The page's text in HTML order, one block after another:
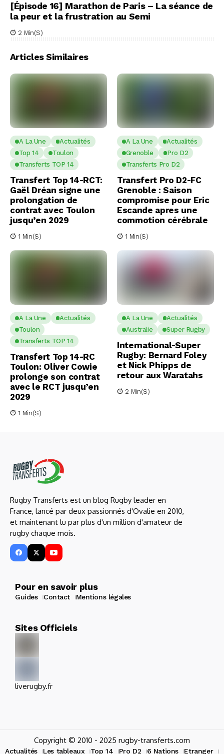
[Épisode 16] Marathon de Paris – La séance de
la peur et la frustration au Semi
2 Min(s)
Articles Similaires
A La Une
Actualités
Top 14
Toulon
Transferts TOP 14
Transfert Top 14-RCT:
Gaël Dréan signe une
prolongation de
contrat avec Toulon
jusqu’en 2029
1 Min(s)
A La Une
Actualités
Grenoble
Pro D2
Transferts Pro D2
Transfert Pro D2-FC
Grenoble : Saison
compromise pour Eric
Escande apres une
commotion cérébrale
1 Min(s)
A La Une
Actualités
Toulon
Transferts TOP 14
Transfert Top 14-RC
Toulon: Oliver Cowie
prolonge son contrat
avec le RCT jusqu’en
2029
1 Min(s)
A La Une
Actualités
Australie
Super Rugby
International-Super
Rugby: Bernard Foley
et Nick Phipps de
retour aux Waratahs
2 Min(s)
Rugby Transferts est un blog Rugby leader en
France, lancé par deux passionnés d'Ovalie en 2010,
et maintenant lu par plus d'un million d'amateur de
rugby chaque mois.
Pour en savoir plus
Guides Contact Mentions légales
Sites Officiels
liverugby.fr
Copyright © 2010 - 2025 rugby-transferts.com
Actualités Les tableaux Top 14 Pro D2 6 Nations Etranger